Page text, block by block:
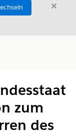
zum
des